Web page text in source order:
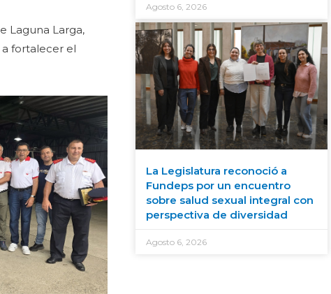
Laguna Larga,
fortalecer el
Agosto 6, 2026
La Legislatura reconoció a
Fundeps por un encuentro
sobre salud sexual integral con
perspectiva de diversidad
Agosto 6, 2026